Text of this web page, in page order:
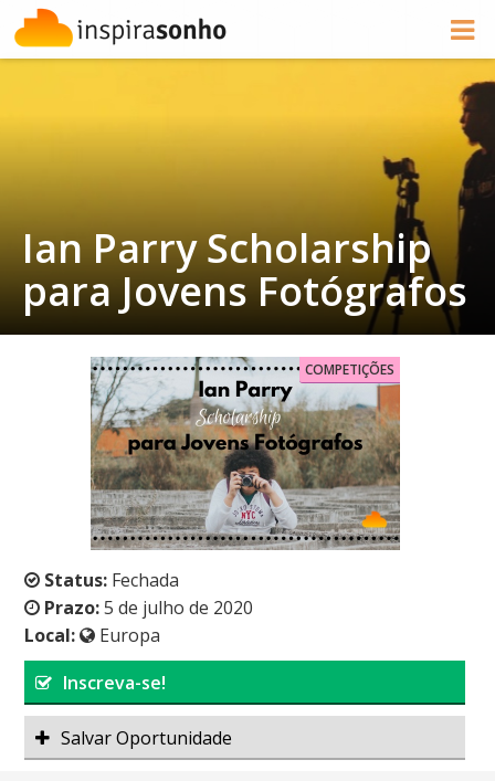
Ian Parry Scholarship
para Jovens Fotógrafos
COMPETIÇÕES
Status: Fechada
Prazo:5 de julho de 2020
Local:
Europa
Inscreva-se!
Salvar Oportunidade